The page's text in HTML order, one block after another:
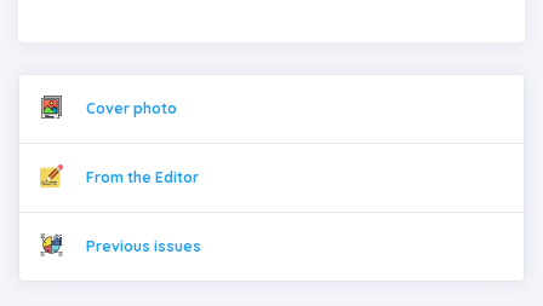
Cover photo
From the Editor
Previous issues